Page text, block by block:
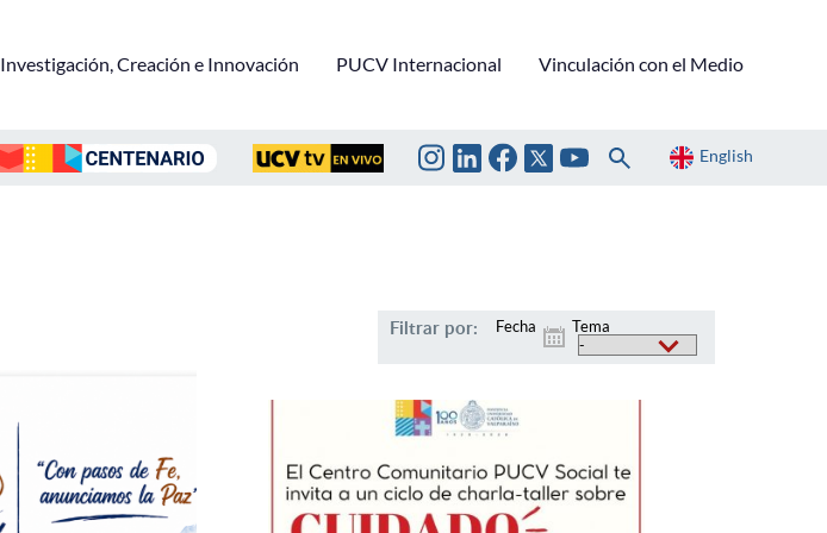
Investigación, Creación e Innovación PUCV Internacional Vinculación con el Medio
English
Filtrar por: Fecha Tema